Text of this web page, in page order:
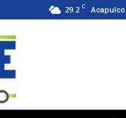
29.2 C Acapulco